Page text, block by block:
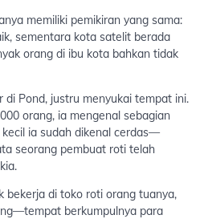
memiliki pemikiran yang sama:
sementara kota satelit berada
orang di ibu kota bahkan tidak
di Pond, justru menyukai tempat ini.
orang, ia mengenal sebagian
ia sudah dikenal cerdas—
seorang pembuat roti telah
bekerja di toko roti orang tuanya,
berkumpulnya para